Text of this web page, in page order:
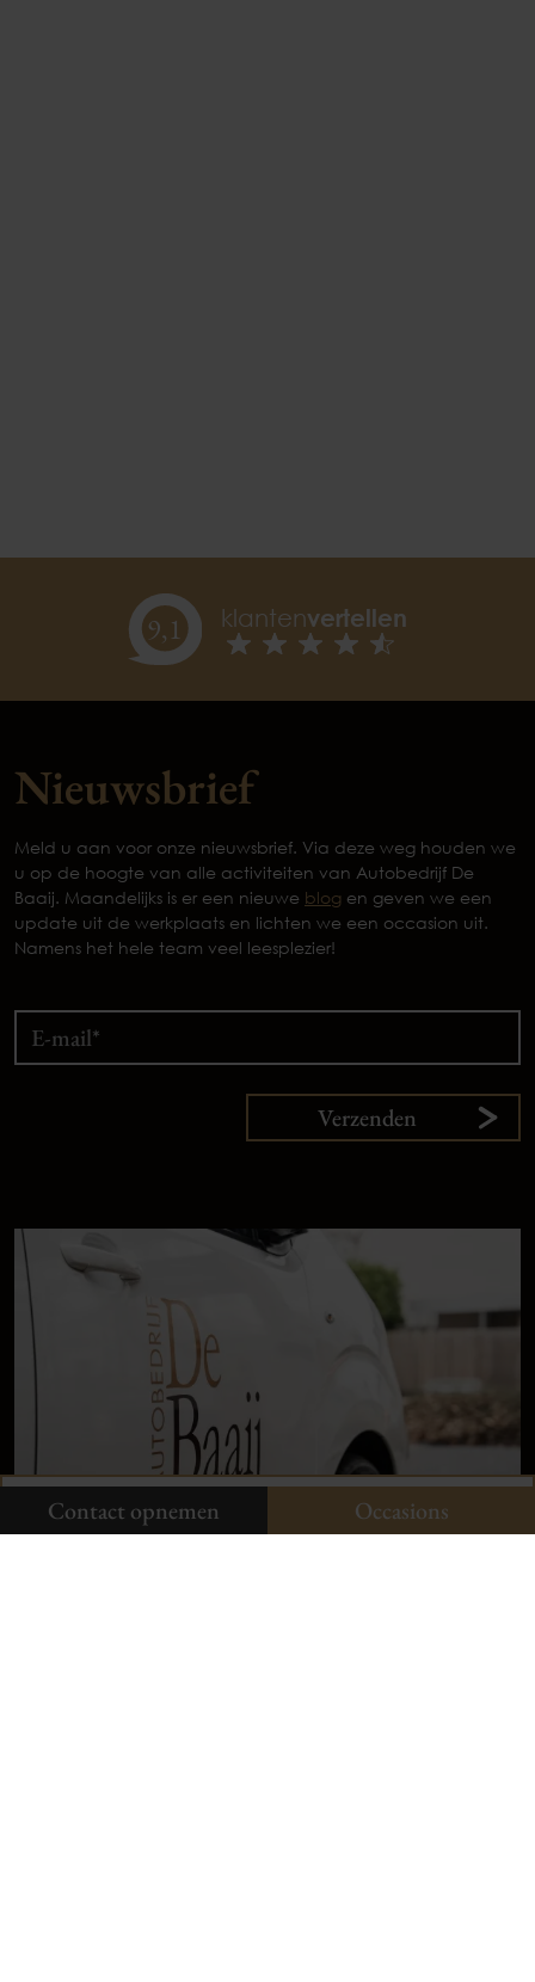
Contact opnemen
9,1 klantenvertellen
Nieuwsbrief
Meld u aan voor onze nieuwsbrief. Via deze weg houden we
u op de hoogte van alle activiteiten van Autobedrijf De
Baaij. Maandelijks is er een nieuwe blog en geven we een
update uit de werkplaats en lichten we een occasion uit.
Namens het hele team veel leesplezier!
Verzenden
Contact opnemen Occasions
9,1
vertellen
Plan uw onderhoud
Onze occasions